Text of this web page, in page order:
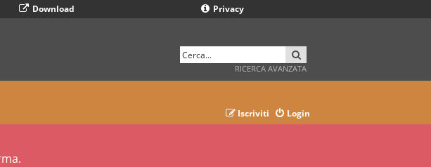
Download Privacy
RICERCA AVANZATA
Login
Iscriviti